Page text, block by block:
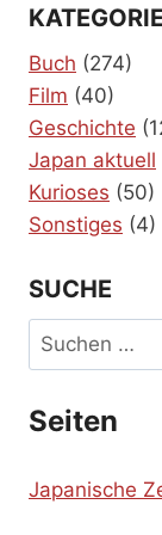
Buch (274)
Film (40)
Geschichte
Japan aktuell
Kurioses (50)
Sonstiges (4)
SUCHE
Suchen
nach:
Seiten
Japanische